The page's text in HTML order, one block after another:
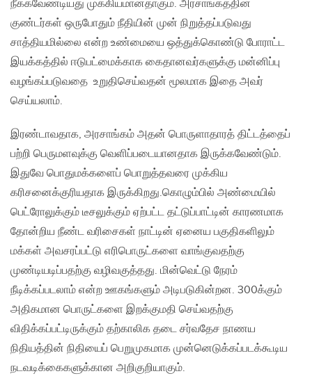
நீக்கவேண்டியது முக்கியமானதாகும். அரசாங்கத்தின்
குண்டர்கள் ஒருபோதும் நீதியின் முன் நிறுத்தப்படுவது
சாத்தியமில்லை என்ற உண்மையை ஒத்துக்கொண்டு போராட்ட
இயக்கத்தில் ஈடுபட்மைக்காக கைதானவர்களுக்கு மன்னிப்பு
வழங்கப்படுவதை உறுதிசெய்வதன் மூலமாக இதை அவர்
செய்யலாம்.
இரண்டாவதாக, அரசாங்கம் அதன் பொருளாதாரத் திட்டத்தைப்
பற்றி பெருமளவுக்கு வெளிப்படையானதாக இருக்கவேண்டும்.
இதுவே பொதுமக்களைப் பொறுத்தவரை முக்கிய
கரிசனைக்குரியதாக இருக்கிறது.கொழும்பில் அண்மையில்
பெட்ரோலுக்கும் டீசலுக்கும் ஏற்பட்ட தட்டுப்பாட்டின் காரணமாக
தோன்றிய நீண்ட வரிசைகள் நாட்டின் ஏனைய பகுதிகளிலும்
மக்கள் அவசரப்பட்டு எரிபொருட்களை வாங்குவதற்கு
முண்டியடிப்பதற்கு வழிவகுத்தது. மின்வெட்டு நேரம்
நீடிக்கப்படலாம் என்ற ஊகங்களும் அடிபடுகின்றன. 300க்கும்
அதிகமான பொருட்களை இறக்குமதி செய்வதற்கு
விதிக்கப்பட்டிருக்கும் தற்காலிக தடை சர்வதேச நாணய
நிதியத்தின் நிதியைப் பெறுமுகமாக முன்னெடுக்கப்படக்கூடிய
நடவடிக்கைகளுக்கான அறிகுறியாகும்.